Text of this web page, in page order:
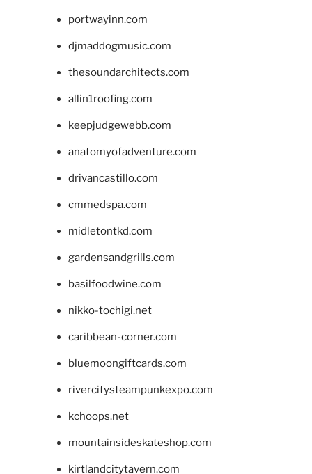
portwayinn.com
djmaddogmusic.com
thesoundarchitects.com
allin1roofing.com
keepjudgewebb.com
anatomyofadventure.com
drivancastillo.com
cmmedspa.com
midletontkd.com
gardensandgrills.com
basilfoodwine.com
nikko-tochigi.net
caribbean-corner.com
bluemoongiftcards.com
rivercitysteampunkexpo.com
kchoops.net
mountainsideskateshop.com
kirtlandcitytavern.com